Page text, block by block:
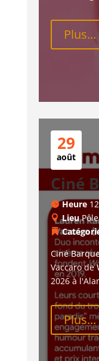
Plus...
29
août
Ciné
Heure
Lieu
Ciné
Vaccaro de
2026 à
Plus...